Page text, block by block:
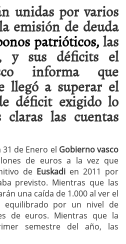
unidas por varios
emisión de deuda
patrióticos,las
y sus déficits el
informa que
llegó a superar el
déficit exigido lo
las cuentas
de Enero el Gobierno vasco
de euros a la vez que
de Euskadi en 2011 por
previsto. Mientras que las
una caída de 1.000 al ver el
equilibrado por un nivel de
de euros. Mientras que la
semestre del año, las